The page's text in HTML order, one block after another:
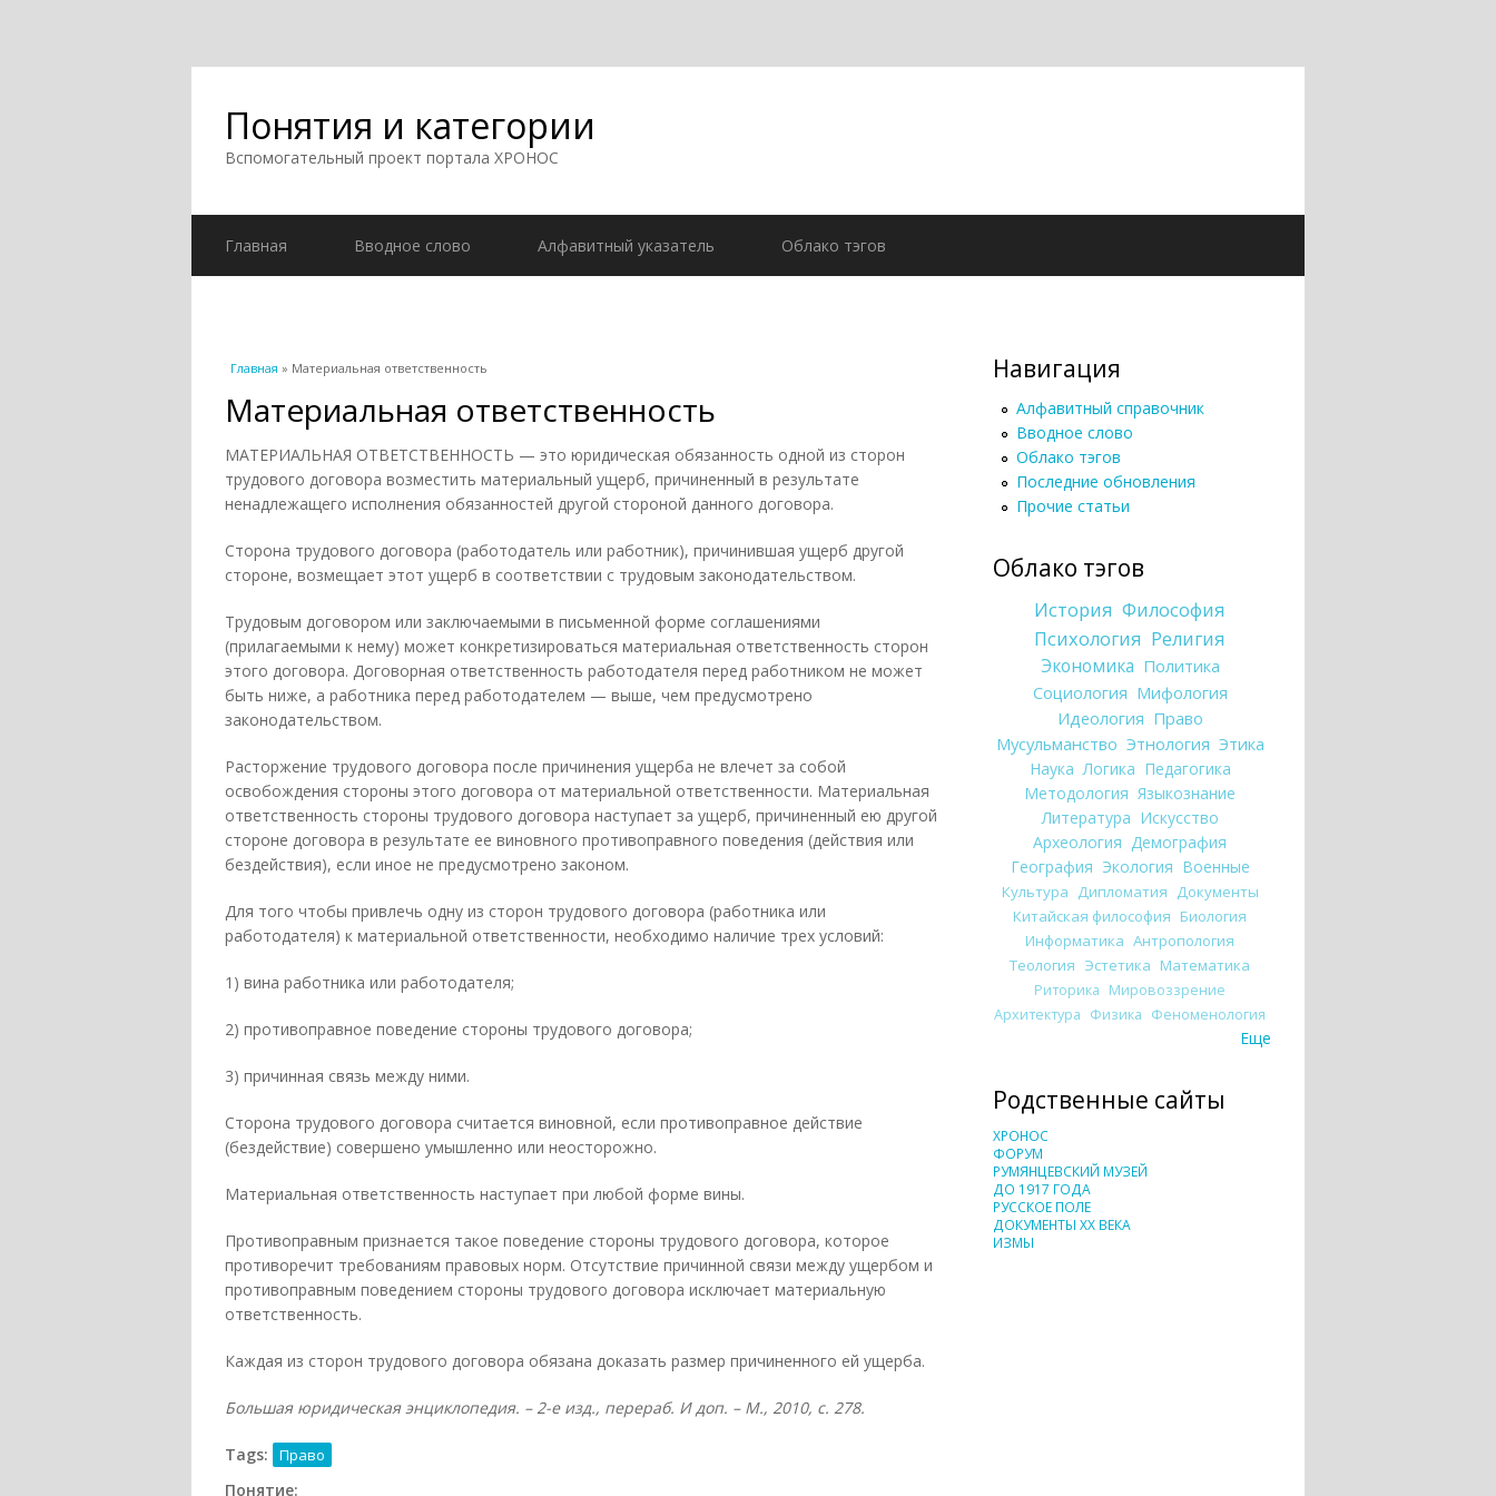
Понятия и категории
Вспомогательный проект портала ХРОНОС
Главная Вводное слово Алфавитный указатель Облако тэгов
Вы здесь
Главная » Материальная ответственность
Материальная ответственность
МАТЕРИАЛЬНАЯ ОТВЕТСТВЕННОСТЬ — это юридическая обязанность одной из сторон
трудового договора возместить материальный ущерб, причиненный в результате
ненадлежащего исполнения обязанностей другой стороной данного договора.
Сторона трудового договора (работодатель или работник), причинившая ущерб другой
стороне, возмещает этот ущерб в соответствии с трудовым законодательством.
Трудовым договором или заключаемыми в письменной форме соглашениями
(прилагаемыми к нему) может конкретизироваться материальная ответственность сторон
этого договора. Договорная ответственность работодателя перед работником не может
быть ниже, а работника перед работодателем — выше, чем предусмотрено
законодательством.
Расторжение трудового договора после причинения ущерба не влечет за собой
освобождения стороны этого договора от материальной ответственности. Материальная
ответственность стороны трудового договора наступает за ущерб, причиненный ею другой
стороне договора в результате ее виновного противоправного поведения (действия или
бездействия), если иное не предусмотрено законом.
Для того чтобы привлечь одну из сторон трудового договора (работника или
работодателя) к материальной ответственности, необходимо наличие трех условий:
1) вина работника или работодателя;
2) противоправное поведение стороны трудового договора;
3) причинная связь между ними.
Сторона трудового договора считается виновной, если противоправное действие
(бездействие) совершено умышленно или неосторожно.
Материальная ответственность наступает при любой форме вины.
Противоправным признается такое поведение стороны трудового договора, которое
противоречит требованиям правовых норм. Отсутствие причинной связи между ущербом и
противоправным поведением стороны трудового договора исключает материальную
ответственность.
Каждая из сторон трудового договора обязана доказать размер причиненного ей ущерба.
Большая юридическая энциклопедия. – 2-е изд., перераб. И доп. – М., 2010, с. 278.
Tags: Право
Понятие:
Навигация
Алфавитный справочник
Вводное слово
Облако тэгов
Последние обновления
Прочие статьи
Облако тэгов
История Философия
Психология Религия
Экономика Политика
Социология Мифология
Идеология Право
Мусульманство Этнология Этика
Наука Логика Педагогика
Методология Языкознание
Литература Искусство
Археология Демография
География Экология Военные
Культура Дипломатия Документы
Китайская философия Биология
Информатика Антропология
Теология Эстетика Математика
Риторика Мировоззрение
Архитектура Физика Феноменология
Еще
Родственные сайты
ХРОНОС
ФОРУМ
РУМЯНЦЕВСКИЙ МУЗЕЙ
ДО 1917 ГОДА
РУССКОЕ ПОЛЕ
ДОКУМЕНТЫ XX ВЕКА
ИЗМЫ